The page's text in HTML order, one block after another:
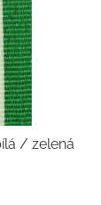
/ zelená